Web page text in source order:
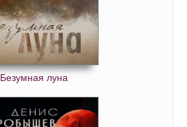
Безумная луна